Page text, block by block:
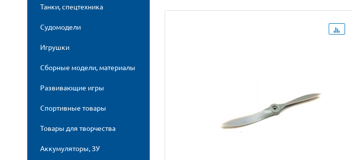
Танки, спецтехника
Судомодели
Игрушки
Сборные модели, материалы
Развивающие игры
Спортивные товары
Товары для творчества
Аккумуляторы, ЗУ